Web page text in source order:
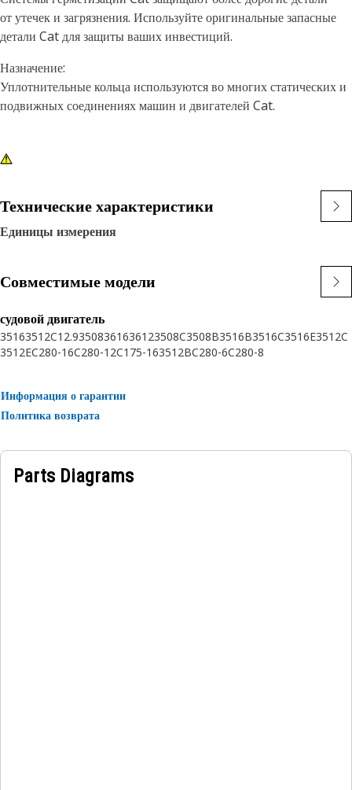
от утечек и загрязнения. Используйте оригинальные запасные
детали Cat для защиты ваших инвестиций.
Назначение:
Уплотнительные кольца используются во многих статических и
подвижных соединениях машин и двигателей Cat.
Технические характеристики
Единицы измерения
Совместимые модели
судовой двигатель
35163512C12.93508361636123508C3508B3516B3516C3516E3512C
3512EC280-16C280-12C175-163512BC280-6C280-8
Информация о гарантии
Политика возврата
Parts Diagrams